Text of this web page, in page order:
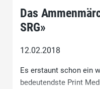
Das
SRG»
12.02.2018
Es erstaunt schon ein
bedeutendste Print